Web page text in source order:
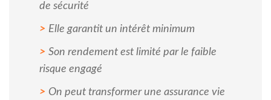
de sécurité
Elle garantit un intérêt minimum
Son rendement est limité par le faible
risque engagé
On peut transformer une assurance vie